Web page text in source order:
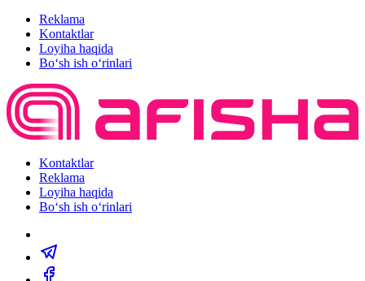
Reklama
Kontaktlar
Loyiha haqida
Bo‘sh ish o‘rinlari
Kontaktlar
Reklama
Loyiha haqida
Bo‘sh ish o‘rinlari